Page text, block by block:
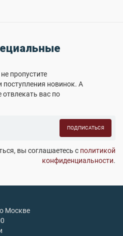
пропустите
новинок. А
вас по
ПОДПИСАТЬСЯ
вы соглашаетесь с политикой
конфиденциальности.
Москве